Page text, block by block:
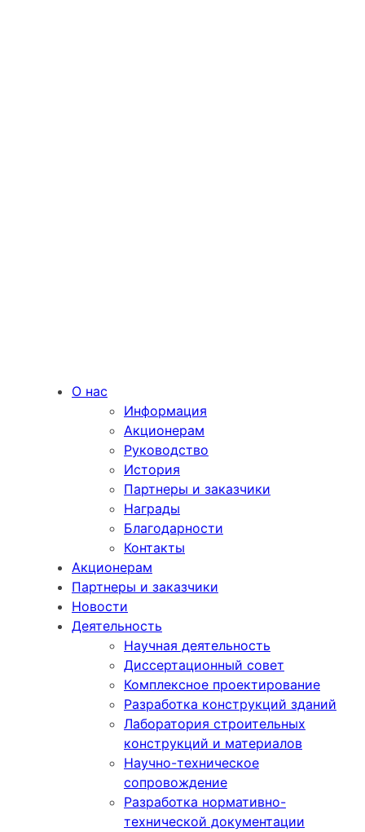
О нас
Информация
Акционерам
Руководство
История
Партнеры и заказчики
Награды
Благодарности
Контакты
Акционерам
Партнеры и заказчики
Новости
Деятельность
Научная деятельность
Диссертационный совет
Комплексное проектирование
Разработка конструкций зданий
Лаборатория строительных
конструкций и материалов
Научно-техническое
сопровождение
Разработка нормативно-
технической документации